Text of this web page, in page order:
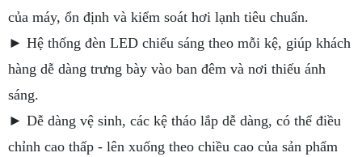
của máy, ổn định và kiểm soát hơi lạnh tiêu chuẩn.
► Hệ thống đèn LED chiếu sáng theo mỗi kệ, giúp khách
hàng dễ dàng trưng bày vào ban đêm và nơi thiếu ánh
sáng.
► Dễ dàng vệ sinh, các kệ tháo lắp dễ dàng, có thể điều
chỉnh cao thấp - lên xuống theo chiều cao của sản phẩm